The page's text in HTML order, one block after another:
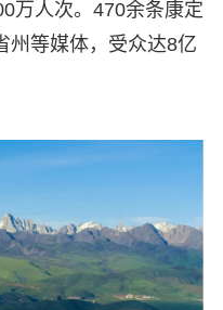
万人次。470余条康定
州等媒体，受众达8亿